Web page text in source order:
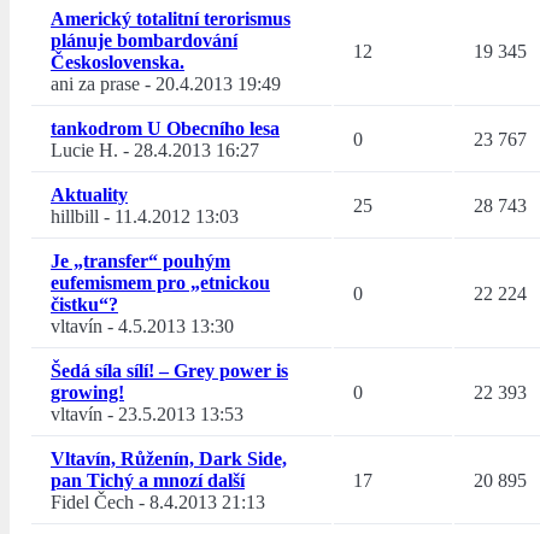
Americký totalitní terorismus
plánuje bombardování
Československa.
ani za prase - 20.4.2013 19:49
12 19 345
tankodrom U Obecního lesa
Lucie H. - 28.4.2013 16:27
0 23 767
Aktuality
hillbill - 11.4.2012 13:03
25 28 743
Je „transfer“ pouhým
eufemismem pro „etnickou
čistku“?
vltavín - 4.5.2013 13:30
0 22 224
Šedá síla sílí! – Grey power is
growing!
vltavín - 23.5.2013 13:53
0 22 393
Vltavín, Růženín, Dark Side,
pan Tichý a mnozí další
Fidel Čech - 8.4.2013 21:13
17 20 895